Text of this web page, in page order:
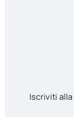
Iscriviti